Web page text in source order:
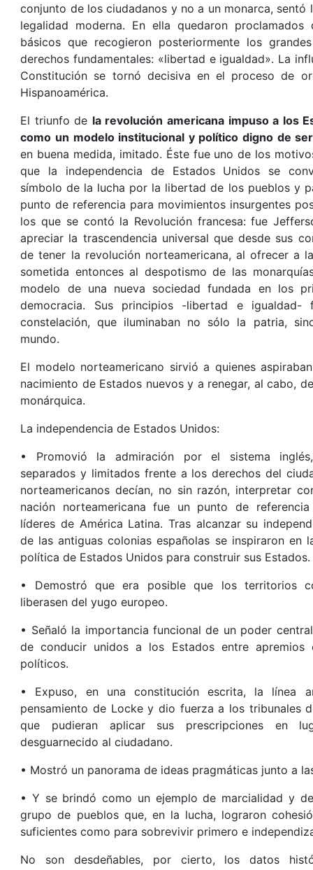
conjunto de los ciudadanos y no a un monarca, sentó
legalidad moderna. En ella quedaron proclamados
básicos que recogieron posteriormente los
derechos fundamentales: «libertad e igualdad». La
Constitución se tornó decisiva en el proceso de
Hispanoamérica.
El triunfo de la revolución americana impuso a los
como un modelo institucional y político digno de
en buena medida, imitado. Éste fue uno de los
que la independencia de Estados Unidos se
símbolo de la lucha por la libertad de los pueblos y
punto de referencia para movimientos insurgentes
los que se contó la Revolución francesa: fue
apreciar la trascendencia universal que desde sus
de tener la revolución norteamericana, al ofrecer a
sometida entonces al despotismo de las
modelo de una nueva sociedad fundada en los
democracia. Sus principios -libertad e igualdad-
constelación, que iluminaban no sólo la patria,
mundo.
El modelo norteamericano sirvió a quienes
nacimiento de Estados nuevos y a renegar, al cabo,
monárquica.
La independencia de Estados Unidos:
• Promovió la admiración por el sistema
separados y limitados frente a los derechos del
norteamericanos decían, no sin razón, interpretar
nación norteamericana fue un punto de
líderes de América Latina. Tras alcanzar su
de las antiguas colonias españolas se inspiraron en
política de Estados Unidos para construir sus Estados.
• Demostró que era posible que los territorios
liberasen del yugo europeo.
• Señaló la importancia funcional de un poder
de conducir unidos a los Estados entre apremios
políticos.
• Expuso, en una constitución escrita, la línea
pensamiento de Locke y dio fuerza a los tribunales
que pudieran aplicar sus prescripciones en
desguarnecido al ciudadano.
• Mostró un panorama de ideas pragmáticas junto a
• Y se brindó como un ejemplo de marcialidad y
grupo de pueblos que, en la lucha, lograron
suficientes como para sobrevivir primero e
No son desdeñables, por cierto, los datos